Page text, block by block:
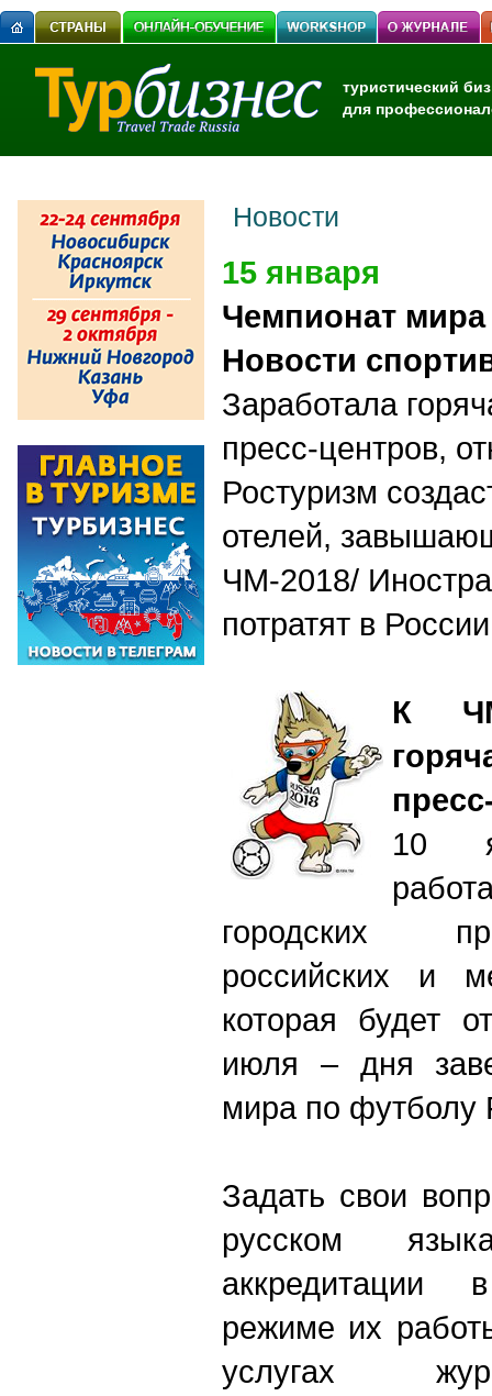
туристический
для
Новости
15 января
Чемпионат
Новости
Заработала
пресс-центров,
Ростуризм
отелей,
ЧМ-2018/
потратят в
К
10
городских
российских и
которая будет
июля – дня
мира по футболу
Задать свои
русском
режиме их
услугах